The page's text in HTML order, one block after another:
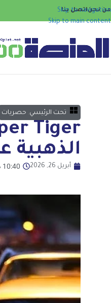
Skip to navigation
Skip to main content
من نحناتصل بنا
تحت الرئيسي حصريات
الذهبية
أبريل 26, 2026 10:40 ص